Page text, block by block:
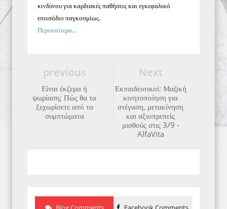
κινδύνου για καρδιακές παθήσεις και εγκεφαλικό
επεισόδιο παγκοσμίως.
Περισσότερα...
Next
Εκπαιδευτικοί: Μαζική
κινητοποίηση για
στέγαση, μετακίνηση
και αξιοπρεπείς
μισθούς στις 3/9 -
AlfaVita
previous
Είναι έκζεμα ή
ψωρίαση; Πώς θα τα
ξεχωρίσετε από τα
συμπτώματα